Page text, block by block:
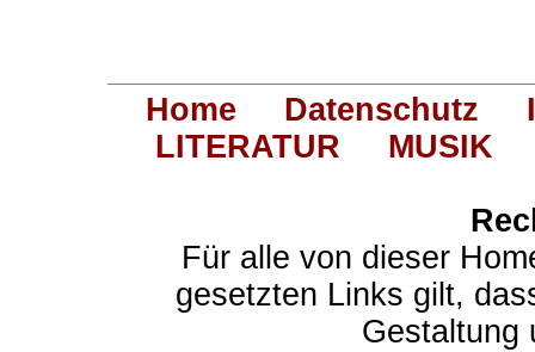
Home Datenschutz
LITERATUR
MUSIK
Für alle von dieser
gesetzten Links gilt,
Gestaltung